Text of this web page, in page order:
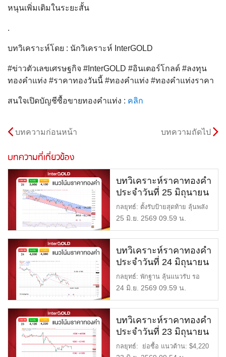
หนุนเพิ่มเติมในระยะสั้น
.
บทวิเคราะห์โดย : นักวิเคราะห์ InterGOLD
#ข่าวตัวเลขเศรษฐกิจ #InterGOLD #อินเตอร์โกลด์ #ลงทุน
ทองคำแท่ง #ราคาทองวันนี้ #ทองคำแท่ง #ทองคำแท่งราคา
สนใจเปิดบัญชีซื้อขายทองคำแท่ง : คลิก
บทความก่อนหน้า บทความถัดไป
บทความที่เกี่ยวข้อง
บทวิเคราะห์ราคาทองคำ
ประจำวันที่ 25 มิถุนายน
2569
กลยุทธ์: ตั้งรับป้ายสุดท้าย ลุ้นพลัง
Oversold พลิกเกมรี […]
25 มิ.ย. 2569 09.59 น.
บทวิเคราะห์ราคาทองคำ
ประจำวันที่ 24 มิถุนายน
2569
กลยุทธ์: พักฐาน ลุ้นแนวรับ รอ
สัญญาณกลับตัว แนวต้าน: $4,
24 มิ.ย. 2569 09.59 น.
บทวิเคราะห์ราคาทองคำ
ประจำวันที่ 23 มิถุนายน
2569
กลยุทธ์: ย่อซื้อ แนวต้าน: $4,220